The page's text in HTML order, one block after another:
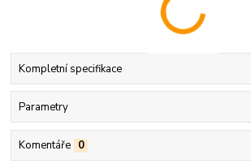
Kompletní specifikace
Parametry
Komentáře 0